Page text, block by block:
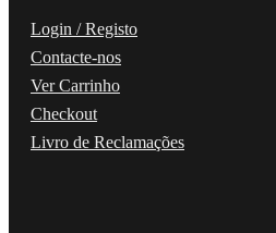
Login / Registo
Contacte-nos
Ver Carrinho
Checkout
Livro de Reclamações